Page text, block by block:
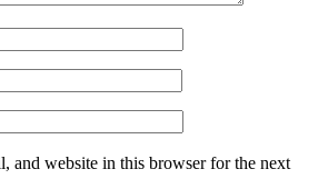
and website in this browser for the next